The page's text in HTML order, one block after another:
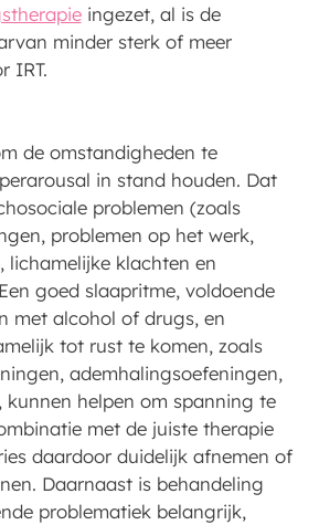
ingezet, al is de
minder sterk of meer
IRT.
de omstandigheden te
in stand houden. Dat
problemen (zoals
problemen op het werk,
lichamelijke klachten en
goed slaapritme, voldoende
met alcohol of drugs, en
tot rust te komen, zoals
ademhalingsoefeningen,
helpen om spanning te
met de juiste therapie
daardoor duidelijk afnemen of
Daarnaast is behandeling
problematiek belangrijk,